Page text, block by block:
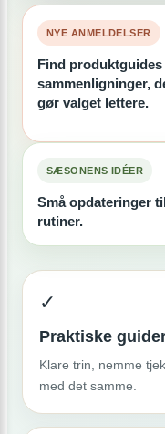
NYE ANMELDELSER
Find produktguides
sammenligninger,
gør valget lettere.
SÆSONENS IDÉER
Små opdateringer
rutiner.
✓
Praktiske
Klare trin, nemme
med det samme.